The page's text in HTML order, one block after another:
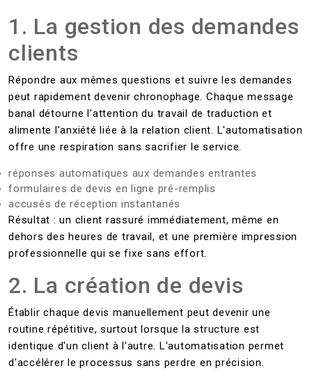
1. La gestion des demandes
clients
Répondre aux mêmes questions et suivre les demandes
peut rapidement devenir chronophage. Chaque message
banal détourne l'attention du travail de traduction et
alimente l'anxiété liée à la relation client. L'automatisation
offre une respiration sans sacrifier le service.
réponses automatiques aux demandes entrantes
formulaires de devis en ligne pré-remplis
accusés de réception instantanés
Résultat : un client rassuré immédiatement, même en
dehors des heures de travail, et une première impression
professionnelle qui se fixe sans effort.
2. La création de devis
Établir chaque devis manuellement peut devenir une
routine répétitive, surtout lorsque la structure est
identique d'un client à l'autre. L'automatisation permet
d'accélérer le processus sans perdre en précision.